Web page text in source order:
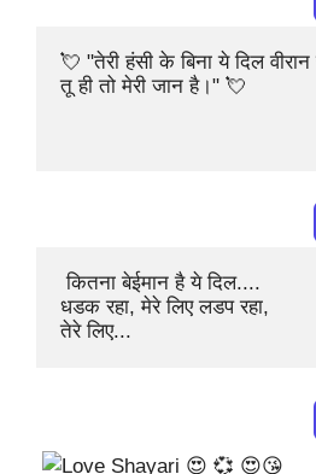
💘 "तेरी हंसी के बिना ये दिल वीरान
तू ही तो मेरी जान है।" 💘
कितना बेईमान है ये दिल....
धडक रहा, मेरे लिए लडप रहा,
तेरे लिए...